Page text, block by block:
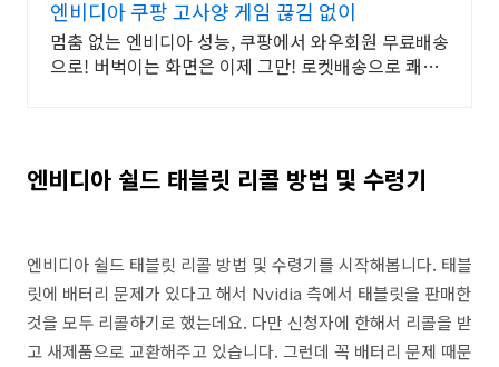
엔비디아 쿠팡 고사양 게임 끊김 없이
멈춤 없는 엔비디아 성능, 쿠팡에서 와우회원 무료배송
으로! 버벅이는 화면은 이제 그만! 로켓배송으로 쾌적
엔비디아 쉴드 태블릿 리콜 방법 및 수령기
엔비디아 쉴드 태블릿 리콜 방법 및 수령기를 시작해봅니다. 태블
릿에 배터리 문제가 있다고 해서 Nvidia 측에서 태블릿을 판매한
것을 모두 리콜하기로 했는데요. 다만 신청자에 한해서 리콜을 받
고 새제품으로 교환해주고 있습니다. 그런데 꼭 배터리 문제 때문